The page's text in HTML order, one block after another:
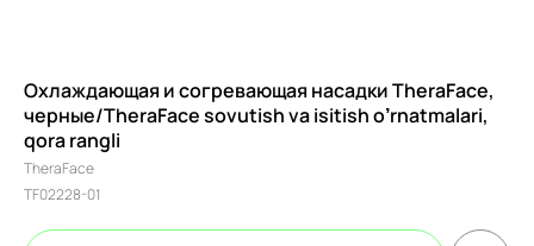
Охлаждающая и согревающая насадки TheraFace,
черные/TheraFace sovutish va isitish o’rnatmalari,
qora rangli
TheraFace
TF02228-01